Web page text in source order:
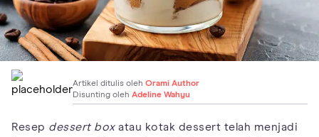
Artikel ditulis oleh Orami Author
Disunting oleh Adeline Wahyu
Resep dessert boxatau kotak dessert telah menjadi